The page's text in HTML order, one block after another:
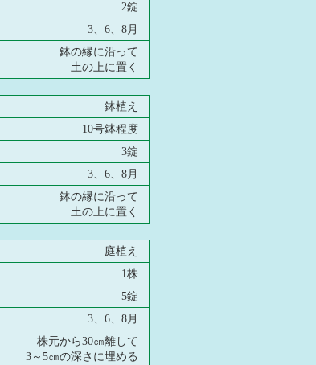
2錠
3、6、8月
鉢の縁に沿って
土の上に置く
鉢植え
10号鉢程度
3錠
3、6、8月
鉢の縁に沿って
土の上に置く
庭植え
1株
5錠
3、6、8月
株元から30㎝離して
3～5㎝の深さに埋める